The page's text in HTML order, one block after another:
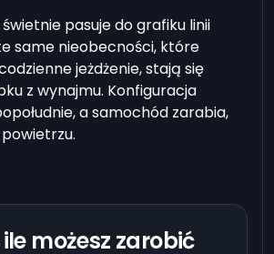
pasuje do grafiku linii
same nieobecności, które
jeżdżenie, stają się
z wynajmu. Konfiguracja
a samochód zarabia,
możesz zarobić